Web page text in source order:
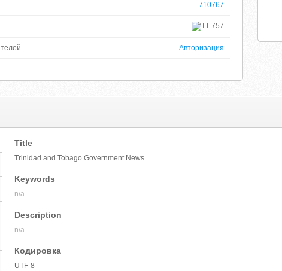
710767
757
Авторизация
Title
Trinidad and Tobago Government News
Keywords
n/a
Description
n/a
Кодировка
UTF-8